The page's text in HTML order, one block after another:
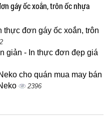
gáy ốc xoắn, trôn ốc nhựa
thực đơn gáy ốc xoắn, trôn
giản - In thực đơn đẹp giá
cho quán mua may bán
2396